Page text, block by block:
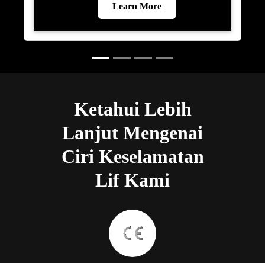
Learn More
Ketahui Lebih
Lanjut Mengenai
Ciri Keselamatan
Lif Kami